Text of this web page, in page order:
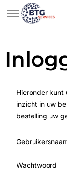
Hieronder kunt
inzicht in uw
bestelling uw
Wachtwoord